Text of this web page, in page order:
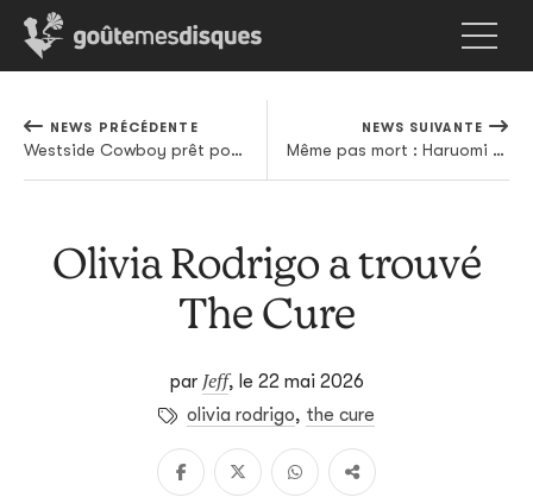
NEWS PRÉCÉDENTE
Westside Cowboy prêt pour transformer l'essai
NEWS SUIVANTE
Même pas mort : Haruomi Hosono sortira un disque à la rentrée
Olivia Rodrigo a trouvé
The Cure
par Jeff, le 22 mai 2026
olivia rodrigo, the cure